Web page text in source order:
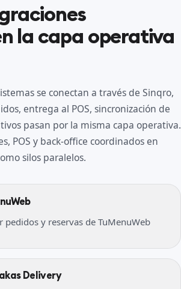
la capa operativa
se conectan a través de Sinqro,
entrega al POS, sincronización de
pasan por la misma capa operativa.
POS y back-office coordinados en
silos paralelos.
pedidos y reservas de TuMenuWeb
Delivery